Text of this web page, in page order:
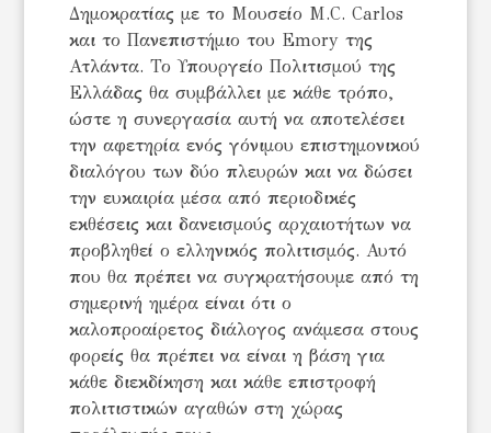
Δημοκρατίας με το Μουσείο Μ.C. Carlos
και το Πανεπιστήμιο του Emory της
Ατλάντα. Το Υπουργείο Πολιτισμού της
Ελλάδας θα συμβάλλει με κάθε τρόπο,
ώστε η συνεργασία αυτή να αποτελέσει
την αφετηρία ενός γόνιμου επιστημονικού
διαλόγου των δύο πλευρών και να δώσει
την ευκαιρία μέσα από περιοδικές
εκθέσεις και δανεισμούς αρχαιοτήτων να
προβληθεί ο ελληνικός πολιτισμός. Αυτό
που θα πρέπει να συγκρατήσουμε από τη
σημερινή ημέρα είναι ότι ο
καλοπροαίρετος διάλογος ανάμεσα στους
φορείς θα πρέπει να είναι η βάση για
κάθε διεκδίκηση και κάθε επιστροφή
πολιτιστικών αγαθών στη χώρας